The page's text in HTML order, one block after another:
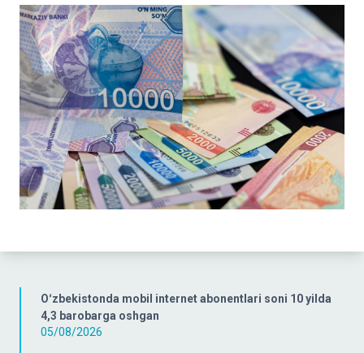
Oʻzbekistonda mobil internet abonentlari soni 10 yilda
4,3 barobarga oshgan
05/08/2026